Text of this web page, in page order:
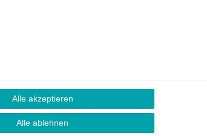
Alle akzeptieren
Alle ablehnen